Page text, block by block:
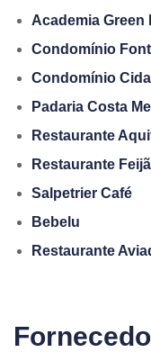
Academia Green
Condomínio
Condomínio
Padaria Costa
Restaurante
Restaurante
Salpetrier Café
Bebelu
Restaurante